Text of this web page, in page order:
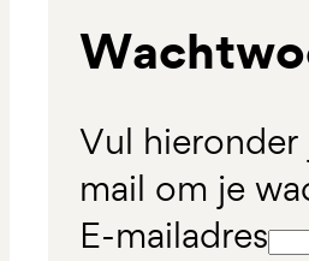
Vul hieronder
mail om je
E-mailadres